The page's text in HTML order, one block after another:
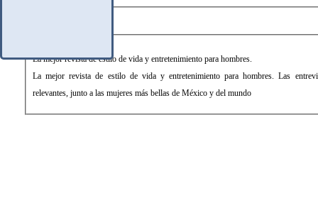
La mejor revista de estilo de vida y entretenimiento para hombres.
La mejor revista de estilo de vida y entretenimiento para hombres. Las
relevantes, junto a las mujeres más bellas de México y del mundo